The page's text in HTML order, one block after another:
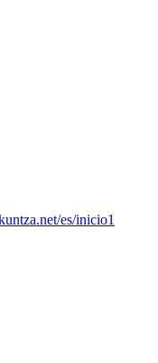
es/inicio1